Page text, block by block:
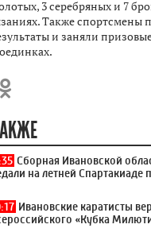
3 серебряных и 7
Также спортсмены
и заняли
Сборная Ивановской
на летней Спартакиаде
Ивановские каратисты
«Кубка